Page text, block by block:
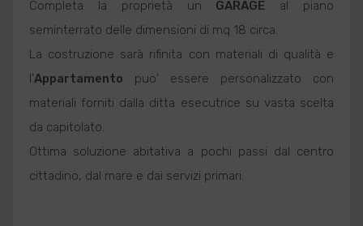
Completa la proprietà un GARAGE al piano
seminterrato delle dimensioni di mq 18 circa.
La costruzione sarà rifinita con materiali di qualità e
l'Appartamento puo' essere personalizzato con
materiali forniti dalla ditta esecutrice su vasta scelta
da capitolato.
Ottima soluzione abitativa a pochi passi dal centro
cittadino, dal mare e dai servizi primari.